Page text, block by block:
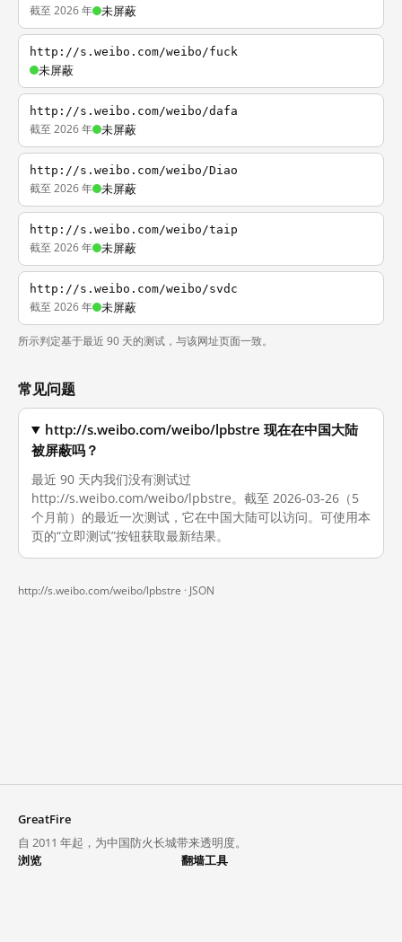
截至 2026 年 未屏蔽
http://s.weibo.com/weibo/fuck
未屏蔽
http://s.weibo.com/weibo/dafa
截至 2026 年 未屏蔽
http://s.weibo.com/weibo/Diao
截至 2026 年 未屏蔽
http://s.weibo.com/weibo/taip
截至 2026 年 未屏蔽
http://s.weibo.com/weibo/svdc
截至 2026 年 未屏蔽
所示判定基于最近 90 天的测试，与该网址页面一致。
常见问题
http://s.weibo.com/weibo/lpbstre 现在在中国大陆
被屏蔽吗？
最近 90 天内我们没有测试过
http://s.weibo.com/weibo/lpbstre。截至 2026-03-26（5
个月前）的最近一次测试，它在中国大陆可以访问。可使用本
页的“立即测试”按钮获取最新结果。
http://s.weibo.com/weibo/lpbstre · JSON
GreatFire
自 2011 年起，为中国防火长城带来透明度。
浏览
翻墙工具